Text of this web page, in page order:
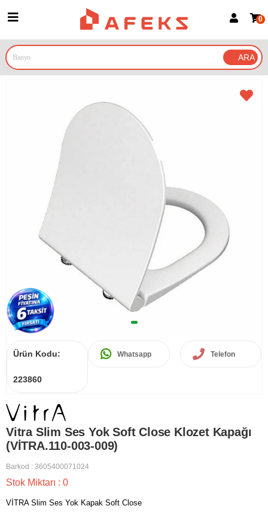
Google İle Bağlan
0
Ürün Kodu:
223860
Whatsapp Telefon
Vitra Slim Ses Yok Soft Close Klozet Kapağı
(VİTRA.110-003-009)
Barkod : 3605400071024
Stok Miktarı : 0
VİTRA Slim Ses Yok Kapak Soft Close